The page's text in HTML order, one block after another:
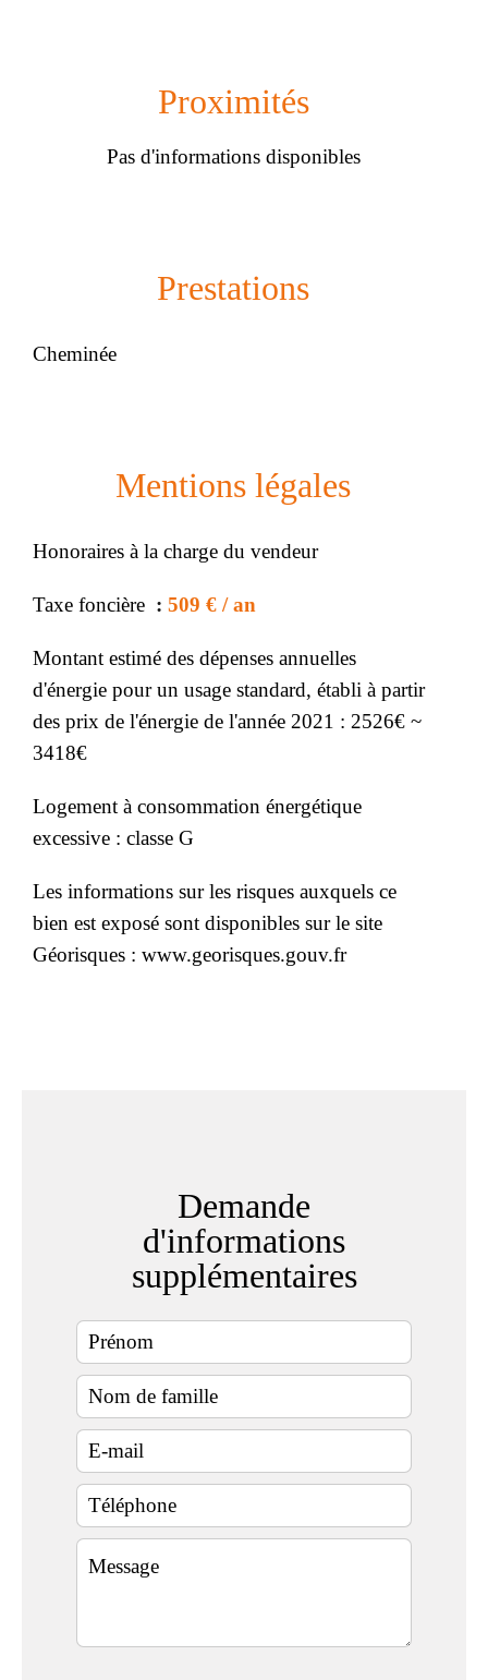
Proximités
Pas d'informations disponibles
Prestations
Cheminée
Mentions légales
Honoraires à la charge du vendeur
Taxe foncière 509 € / an
Montant estimé des dépenses annuelles
d'énergie pour un usage standard, établi à partir
des prix de l'énergie de l'année 2021 : 2526€ ~
3418€
Logement à consommation énergétique
excessive : classe G
Les informations sur les risques auxquels ce
bien est exposé sont disponibles sur le site
Géorisques : www.georisques.gouv.fr
Demande
d'informations
supplémentaires